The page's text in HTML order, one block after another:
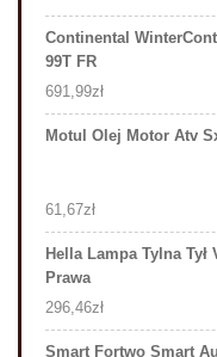
Continental
99T FR
691,99zł
Motul Olej Motor Atv
61,67zł
Hella Lampa Tylna Tył
Prawa
296,46zł
Smart Fortwo Smart